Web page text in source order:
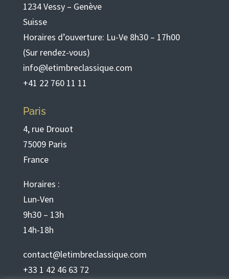
1234 Vessy – Genève
Suisse
Horaires d’ouverture: Lu-Ve 8h30 – 17h00
(Sur rendez-vous)
info@letimbreclassique.com
+41 22 760 11 11
Paris
4, rue Drouot
75009 Paris
France
Horaires :
Lun-Ven
9h30 – 13h
14h-18h
contact@letimbreclassique.com
+33 1 42 46 63 72